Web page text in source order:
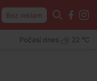
Bez reklam
Počasí dnes 22 °C